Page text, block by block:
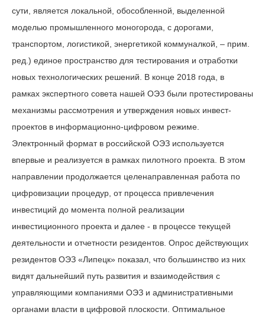
сути, является локальной, обособленной, выделенной
моделью промышленного моногорода, с дорогами,
транспортом, логистикой, энергетикой коммуналкой, – прим.
ред.) единое пространство для тестирования и отработки
новых технологических решений. В конце 2018 года, в
рамках экспертного совета нашей ОЭЗ были протестированы
механизмы рассмотрения и утверждения новых инвест-
проектов в информационно-цифровом режиме.
Электронный формат в российской ОЭЗ используется
впервые и реализуется в рамках пилотного проекта. В этом
направлении продолжается целенаправленная работа по
цифровизации процедур, от процесса привлечения
инвестиций до момента полной реализации
инвестиционного проекта и далее - в процессе текущей
деятельности и отчетности резидентов. Опрос действующих
резидентов ОЭЗ «Липецк» показал, что большинство из них
видят дальнейший путь развития и взаимодействия с
управляющими компаниями ОЭЗ и административными
органами власти в цифровой плоскости. Оптимальное